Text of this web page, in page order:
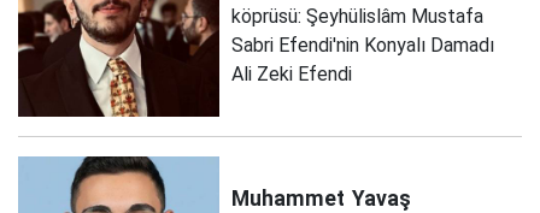
köprüsü: Şeyhülislâm Mustafa
Sabri Efendi'nin Konyalı Damadı
Ali Zeki Efendi
Muhammet Yavaş